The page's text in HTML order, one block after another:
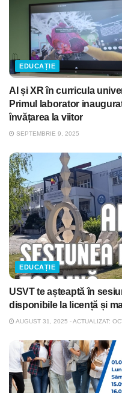
EDUCAȚIE
AI și XR în curricula
Primul laborator
învățarea la viitor
SEPTEMBRIE 9, 2025
EDUCAȚIE
USVT te așteaptă în
disponibile la licență și
AUGUST 31, 2025 - ACTUALIZAT: